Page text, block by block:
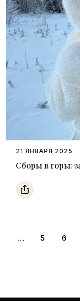
Сборы в горы:
21 ЯНВАРЯ 2025
… 5 6